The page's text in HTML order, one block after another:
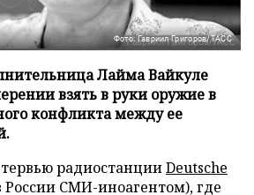
Фото: Гавриил Григоров/ТАСС
Лайма Вайкуле
взять в руки оружие в
конфликта между ее
радиостанцииDeutsche
России СМИ-иноагентом), где